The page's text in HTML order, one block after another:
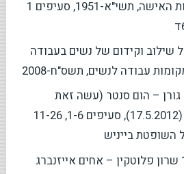
חוק שיווי זכויות האישה, תשי"א-1951, סעיפים 1
שילוב וקידום של נשים בעבודה
עבודה לנשים, תשס"ח-2008
בג"ץ 1758/11 גורן – הום סנטר (עשה זאת
בעצמך) בע"מ (17.5.2012), סעיפים 1-6, 11-26
השופטת בייניש
דב"ע נו/129-3 שרון פלוטקין – אחים אייזנברג